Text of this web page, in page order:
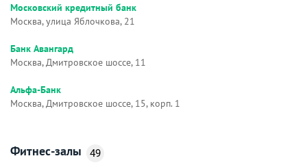
Московский кредитный банк
Москва, улица Яблочкова, 21
Банк Авангард
Москва, Дмитровское шоссе, 11
Альфа-Банк
Москва, Дмитровское шоссе, 15, корп. 1
Фитнес-залы 49